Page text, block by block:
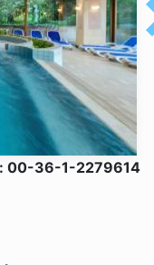
00-36-1-2279614